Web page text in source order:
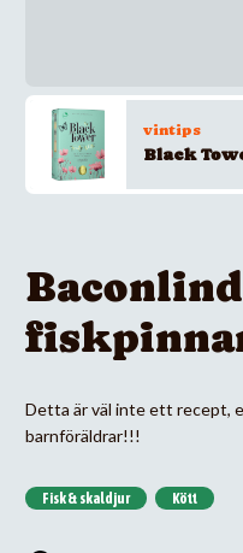
vintips
Black
Detta är väl inte ett recept,
barnföräldrar!!!
Fisk & skaldjur Kött